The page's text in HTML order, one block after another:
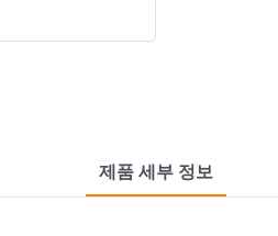
제품 세부 정보